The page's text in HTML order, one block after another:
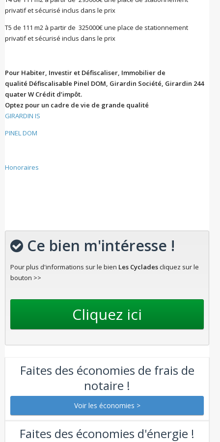
privatif et sécurisé inclus dans le prix
T5 de 111 m2 à partir de 325000€ une place de stationnement
privatif et sécurisé inclus dans le prix
Pour Habiter, Investir et Défiscaliser, Immobilier de
qualité Défiscalisable Pinel DOM, Girardin Société, Girardin 244
quater W Crédit d’impôt.
Optez pour un cadre de vie de grande qualité
GIRARDIN IS
PINEL DOM
Honoraires
Ce bien m'intéresse !
Pour plus d'informations sur le bien Les Cycladescliquez sur le
bouton >>
Faites des économies de frais de
notaire !
Faites des économies d'énergie !